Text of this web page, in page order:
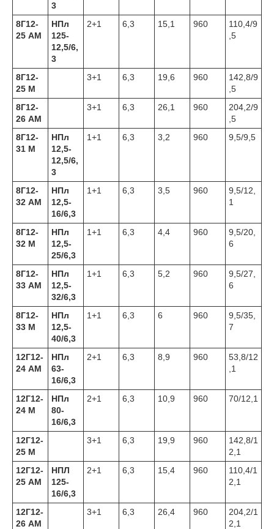
3
8Г12-
25 АМ
НПл
125-
12,5/6,
3
2+1 6,3 15,1 960
110,4/9
,5
8Г12-
25 М
3+1 6,3 19,6 960
142,8/9
,5
8Г12-
26 АМ
3+1 6,3 26,1 960
204,2/9
,5
8Г12-
31 М
НПл
12,5-
12,5/6,
3
1+1 6,3 3,2 960 9,5/9,5
8Г12-
32 АМ
НПл
12,5-
16/6,3
1+1 6,3 3,5 960
9,5/12,
1
8Г12-
32 М
НПл
12,5-
25/6,3
1+1 6,3 4,4 960
9,5/20,
6
8Г12-
33 АМ
НПл
12,5-
32/6,3
1+1 6,3 5,2 960
9,5/27,
6
8Г12-
33 М
НПл
12,5-
40/6,3
1+1 6,3 6 960
9,5/35,
7
12Г12-
24 АМ
НПл
63-
16/6,3
2+1 6,3 8,9 960
53,8/12
,1
12Г12-
24 М
НПл
80-
16/6,3
2+1 6,3 10,9 960 70/12,1
12Г12-
25 М
3+1 6,3 19,9 960
142,8/1
2,1
12Г12-
25 АМ
НПЛ
125-
16/6,3
2+1 6,3 15,4 960
110,4/1
2,1
12Г12-
26 АМ
3+1 6,3 26,4 960
204,2/1
2,1